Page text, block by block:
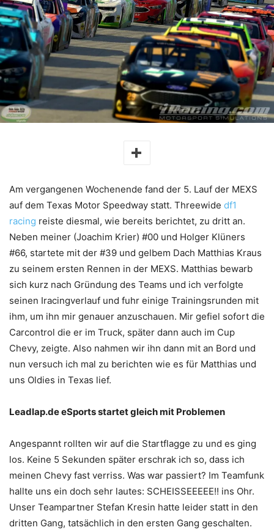
Am vergangenen Wochenende fand der 5. Lauf der MEXS
auf dem Texas Motor Speedway statt. Threewide df1
racing reiste diesmal, wie bereits berichtet, zu dritt an.
Neben meiner (Joachim Krier) #00 und Holger Klüners
#66, startete mit der #39 und gelbem Dach Matthias Kraus
zu seinem ersten Rennen in der MEXS. Matthias bewarb
sich kurz nach Gründung des Teams und ich verfolgte
seinen Iracingverlauf und fuhr einige Trainingsrunden mit
ihm, um ihn mir genauer anzuschauen. Mir gefiel sofort die
Carcontrol die er im Truck, später dann auch im Cup
Chevy, zeigte. Also nahmen wir ihn dann mit an Bord und
nun versuch ich mal zu berichten wie es für Matthias und
uns Oldies in Texas lief.
Leadlap.de eSports startet gleich mit Problemen
Angespannt rollten wir auf die Startflagge zu und es ging
los. Keine 5 Sekunden später erschrak ich so, dass ich
meinen Chevy fast verriss. Was war passiert? Im Teamfunk
hallte uns ein doch sehr lautes: SCHEISSEEEEE!! ins Ohr.
Unser Teampartner Stefan Kresin hatte leider statt in den
dritten Gang, tatsächlich in den ersten Gang geschalten.